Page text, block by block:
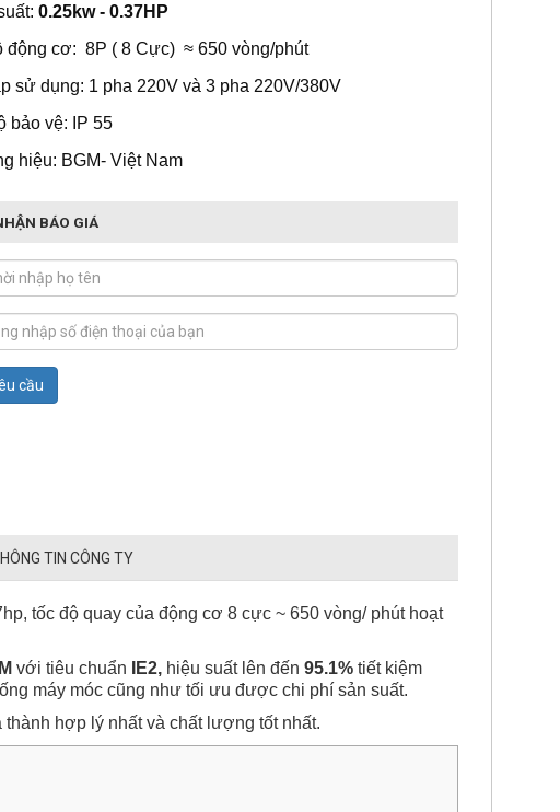
0.25kw - 0.37HP
động cơ: 8P ( 8 Cực) ≈ 650 vòng/phút
sử dụng: 1 pha 220V và 3 pha 220V/380V
bảo vệ: IP 55
hiệu: BGM- Việt Nam
BÁO GIÁ
cầu
TIN CÔNG TY
tốc độ quay của động cơ 8 cực ~ 650 vòng/ phút hoạt
với tiêu chuẩn IE2, hiệu suất lên đến 95.1% tiết kiệm
máy móc cũng như tối ưu được chi phí sản suất.
hợp lý nhất và chất lượng tốt nhất.